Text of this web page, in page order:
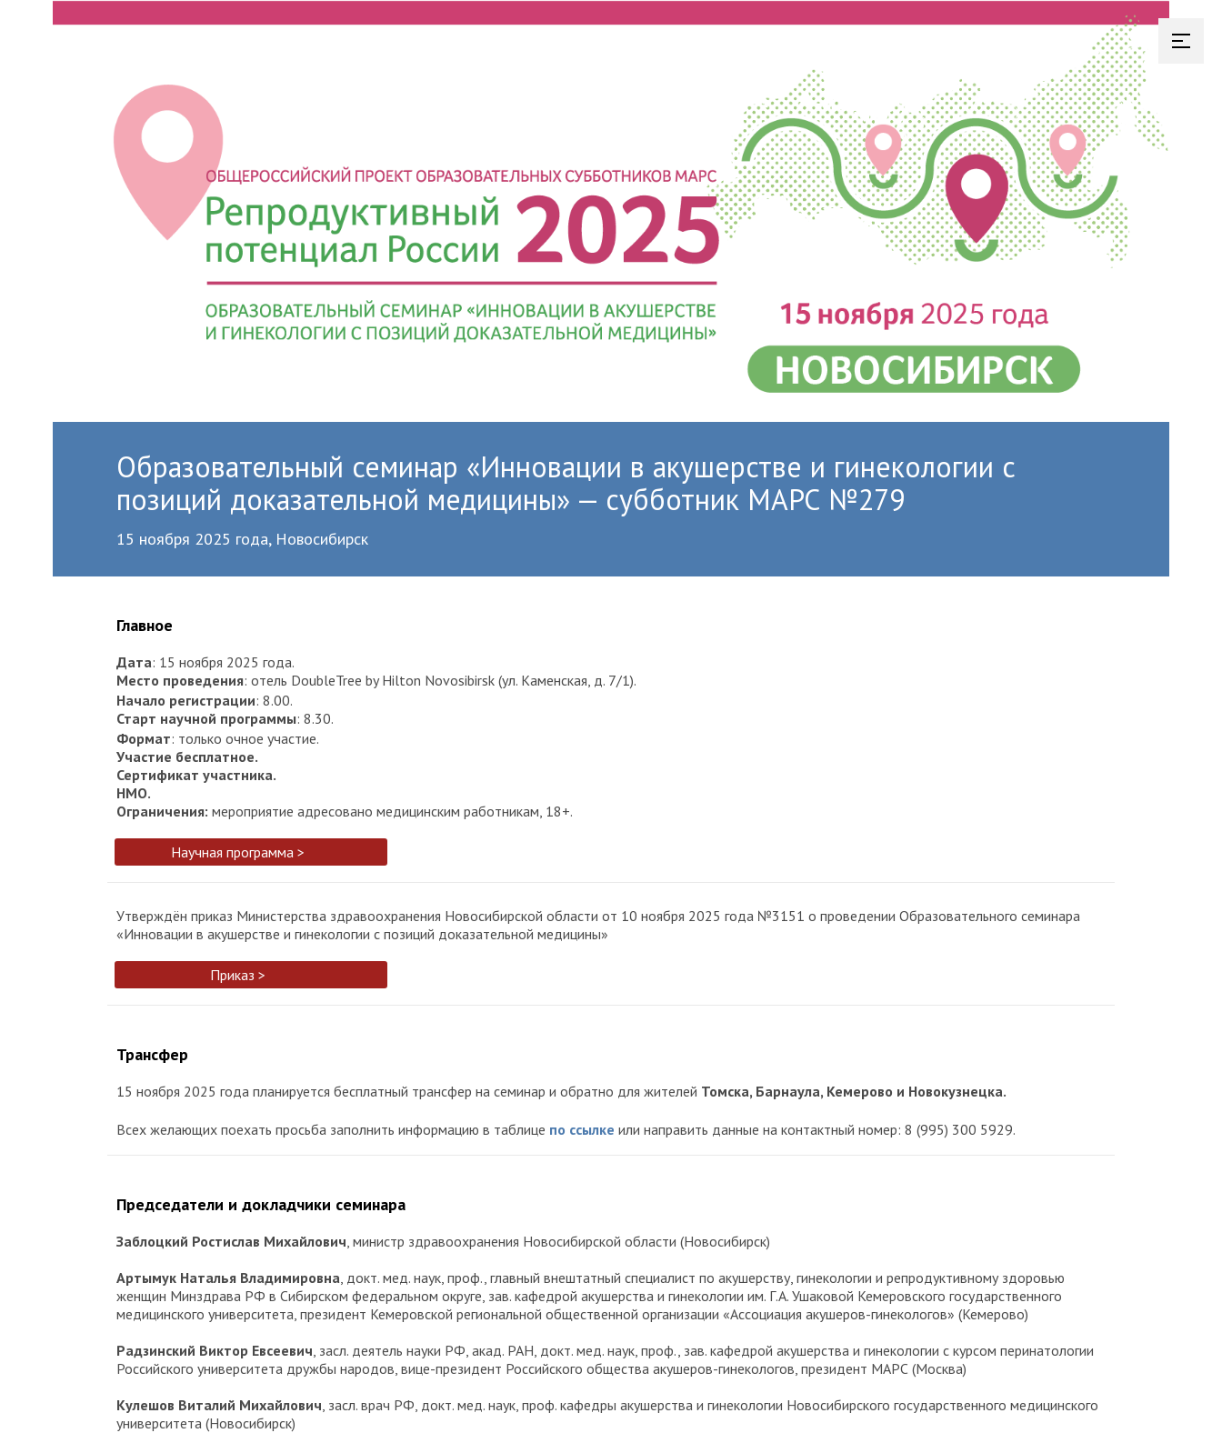
Образовательный семинар «Инновации в акушерстве и гинекологии с
позиций доказательной медицины» — субботник МАРС №279
15 ноября 2025 года, Новосибирск
Главное
Дата: 15 ноября 2025 года.
Место проведения: отель DoubleTree by Hilton Novosibirsk (ул. Каменская, д. 7/1).
Начало регистрации: 8.00.
Старт научной программы: 8.30.
Формат: только очное участие.
Участие бесплатное.
Сертификат участника.
НМО.
Ограничения: мероприятие адресовано медицинским работникам, 18+.
Научная программа >
Утверждён приказ Министерства здравоохранения Новосибирской области от 10 ноября 2025 года №3151 о проведении Образовательного семинара
«Инновации в акушерстве и гинекологии с позиций доказательной медицины»
Приказ >
Трансфер
15 ноября 2025 года планируется бесплатный трансфер на семинар и обратно для жителей Томска, Барнаула, Кемерово и Новокузнецка.
Всех желающих поехать просьба заполнить информацию в таблице по ссылке или направить данные на контактный номер: 8 (995) 300 5929.
Председатели и докладчики семинара
Заблоцкий Ростислав Михайлович , министр здравоохранения Новосибирской области (Новосибирск)
Артымук Наталья Владимировна , докт. мед. наук, проф., главный внештатный специалист по акушерству, гинекологии и репродуктивному здоровью
женщин Минздрава РФ в Сибирском федеральном округе, зав. кафедрой акушерства и гинекологии им. Г.А. Ушаковой Кемеровского государственного
медицинского университета, президент Кемеровской региональной общественной организации «Ассоциация акушеров-гинекологов» (Кемерово)
Радзинский Виктор Евсеевич , засл. деятель науки РФ, акад. РАН, докт. мед. наук, проф., зав. кафедрой акушерства и гинекологии с курсом перинатологии
Российского университета дружбы народов, вице-президент Российского общества акушеров-гинекологов, президент МАРС (Москва)
Кулешов Виталий Михайлович , засл. врач РФ, докт. мед. наук, проф. кафедры акушерства и гинекологии Новосибирского государственного медицинского
университета (Новосибирск)